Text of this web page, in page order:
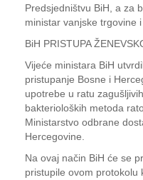
Predsjedništvu BiH, a za
ministar vanjske trgovine
BiH PRISTUPA
Vijeće ministara BiH
pristupanje Bosne i
upotrebe u ratu
bakterioloških metoda
Ministarstvo odbrane
Hercegovine.
Na ovaj način BiH će se
pristupile ovom protokolu